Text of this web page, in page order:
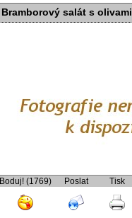
Bramborový salát s olivami
Boduj! (1769) Poslat Tisk